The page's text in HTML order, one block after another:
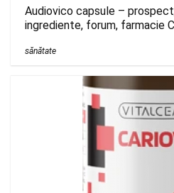
Audiovico capsule –
ingrediente, forum, farmacie
sănătate